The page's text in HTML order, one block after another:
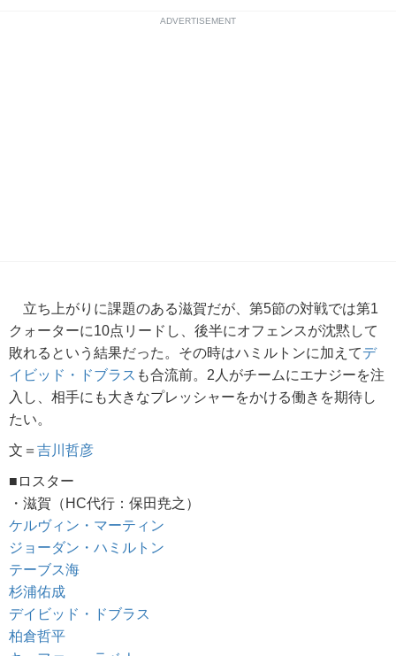
ADVERTISEMENT
立ち上がりに課題のある滋賀だが、第5節の対戦では第1
クォーターに10点リードし、後半にオフェンスが沈黙して
敗れるという結果だった。その時はハミルトンに加えてデ
イビッド・ドブラス も合流前。2人がチームにエナジーを注
入し、相手にも大きなプレッシャーをかける働きを期待し
たい。
文＝ 吉川哲彦
■ロスター
・滋賀（HC代行：保田尭之）
ケルヴィン・マーティン
ジョーダン・ハミルトン
テーブス海
杉浦佑成
デイビッド・ドブラス
柏倉哲平